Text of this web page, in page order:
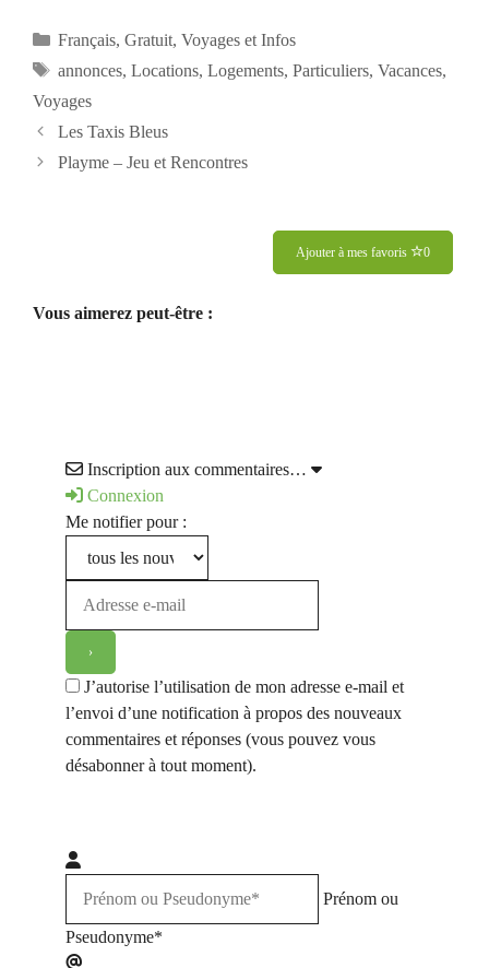
Catégories
Français, Gratuit, Voyages et Infos
Étiquettes
annonces, Locations, Logements, Particuliers, Vacances,
Voyages
Les Taxis Bleus
Playme – Jeu et Rencontres
Ajouter à mes favoris 0
Vous aimerez peut-être :
Inscription aux commentaires…
Connexion
Me notifier pour :
J’autorise l’utilisation de mon adresse e-mail et
l’envoi d’une notification à propos des nouveaux
commentaires et réponses (vous pouvez vous
désabonner à tout moment).
Prénom ou
Pseudonyme*